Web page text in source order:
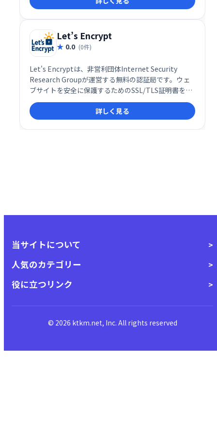
スを提供します。ベストセラーとして高い信頼性も誇
ります。
Let’s Encrypt
0.0 (0件)
Let's Encryptは、非営利団体Internet Security
Research Groupが運営する無料の認証局です。ウェ
ブサイトを安全に保護するためのSSL/TLS証明書を自
動的に発行し、90日間の有効期間後も簡単に更新でき
ます。複雑な設定は不要で、手軽にウェブサイトのセ
キュリティを強化できます。個人ブログから大規模な
企業サイトまで、あらゆる規模のウェブサイトに対応
詳しく見る
当サイトについて
人気のカテゴリー
役に立つリンク
© 2026 ktkm.net, Inc. All rights reserved